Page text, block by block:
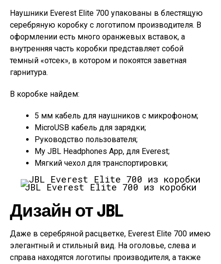
Наушники Everest Elite 700 упакованы в блестящую
серебряную коробку с логотипом производителя. В
оформлении есть много оранжевых вставок, а
внутренняя часть коробки представляет собой
темный «отсек», в котором и покоятся заветная
гарнитура.
В коробке найдем:
5 мм кабель для наушников с микрофоном;
MicroUSB кабель для зарядки;
Руководство пользователя;
My JBL Headphones App, для Everest;
Мягкий чехол для транспортировки;
JBL Everest Elite 700 из коробки
Дизайн от JBL
Даже в серебряной расцветке, Everest Elite 700 имею
элегантный и стильный вид. На оголовье, слева и
справа находятся логотипы производителя, а также